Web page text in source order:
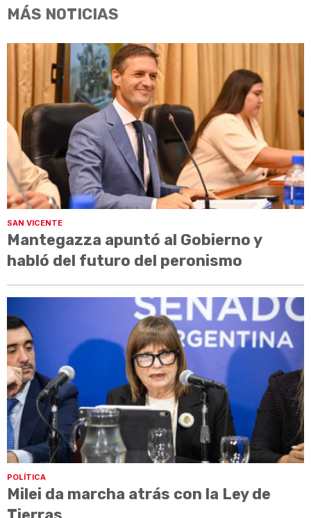
MÁS NOTICIAS
SAN VICENTE
Mantegazza apuntó al Gobierno y
habló del futuro del peronismo
POLÍTICA
Milei da marcha atrás con la Ley de